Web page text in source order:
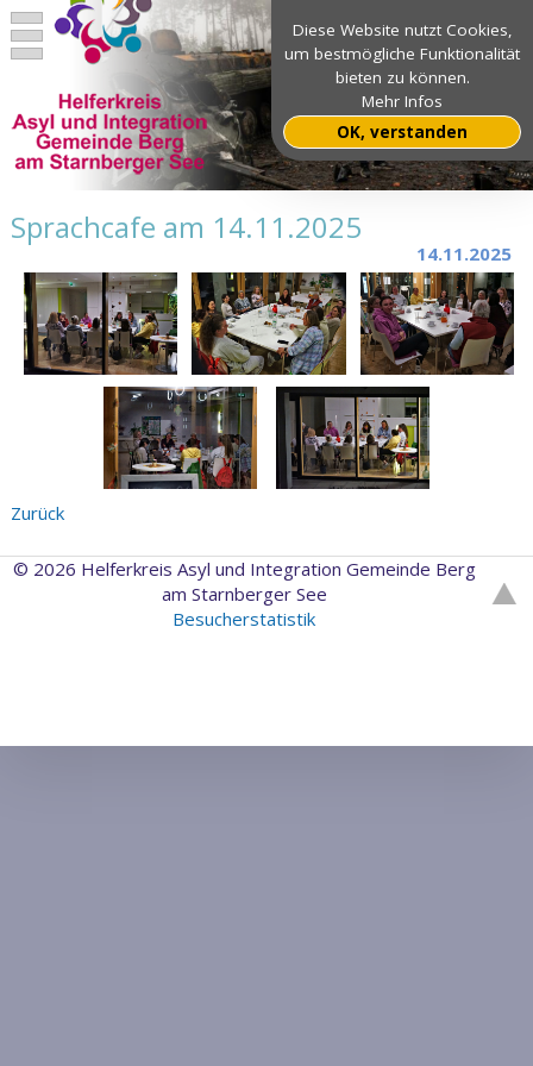
Sprachcafe am 14.11.2025
14.11.2025
Zurück
© 2026 Helferkreis Asyl und Integration Gemeinde Berg
am Starnberger See
Besucherstatistik
Diese Website nutzt Cookies,
um bestmögliche Funktionalität
bieten zu können.
Mehr Infos
OK, verstanden